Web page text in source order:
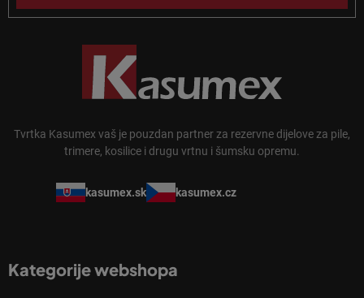
Tvrtka Kasumex vaš je pouzdan partner za rezervne dijelove za pile,
trimere, kosilice i drugu vrtnu i šumsku opremu.
kasumex.sk kasumex.cz
Kategorije webshopa